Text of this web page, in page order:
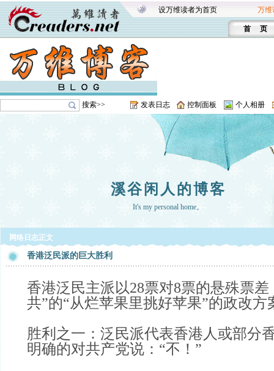
设万维读者为首页 万维
首 页
搜索>> 发表日志 控制面板 个人相册
溪谷闲人的博客
It's my personal home。
网络日志正文
香港泛民派的巨大胜利
香港泛民主派以28票对8票的悬殊票差
共”的“从烂苹果里挑好苹果”的政改方
胜利之一：泛民派代表香港人或部分
明确的对共产党说：“不！”